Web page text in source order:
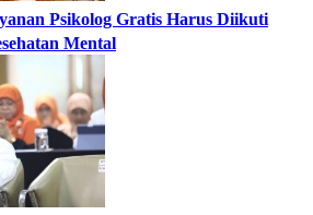
Psikolog Gratis Harus Diikuti
Mental